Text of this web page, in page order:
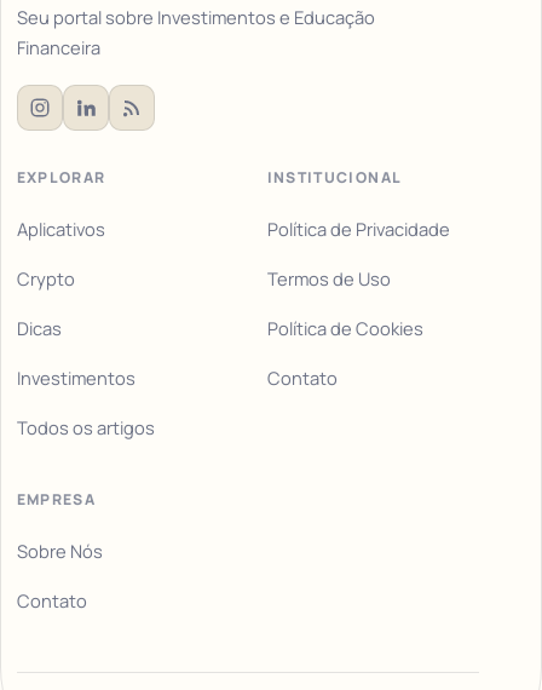
Seu portal sobre Investimentos e Educação
Financeira
EXPLORAR
Aplicativos
Crypto
Dicas
Investimentos
Todos os artigos
INSTITUCIONAL
Política de Privacidade
Termos de Uso
Política de Cookies
Contato
EMPRESA
Sobre Nós
Contato